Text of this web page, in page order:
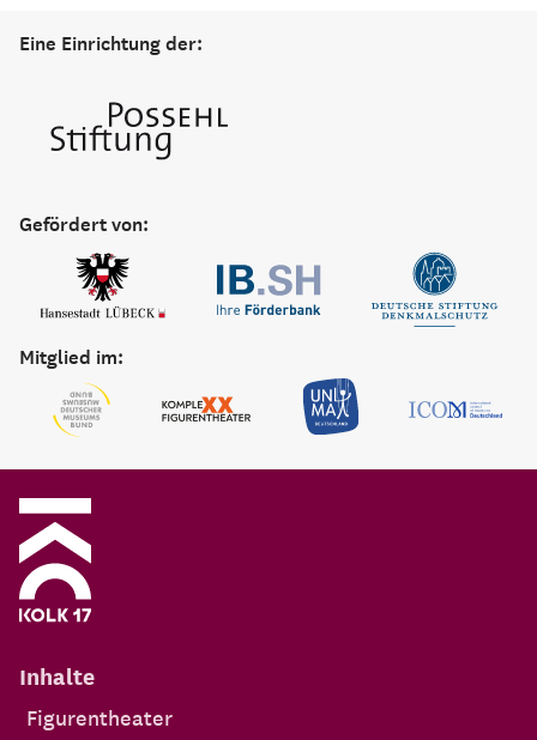
Eine Einrichtung der:
Gefördert von:
Mitglied im:
Inhalte
Figurentheater